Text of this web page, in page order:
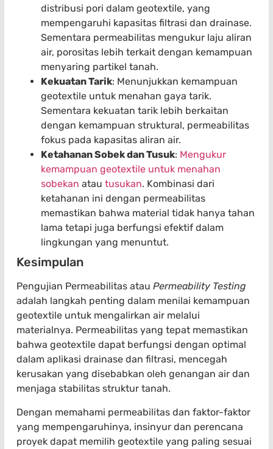
distribusi pori dalam geotextile, yang
mempengaruhi kapasitas filtrasi dan drainase.
Sementara permeabilitas mengukur laju aliran
air, porositas lebih terkait dengan kemampuan
menyaring partikel tanah.
Kekuatan Tarik: Menunjukkan kemampuan
geotextile untuk menahan gaya tarik.
Sementara kekuatan tarik lebih berkaitan
dengan kemampuan struktural, permeabilitas
fokus pada kapasitas aliran air.
Ketahanan Sobek dan Tusuk: Mengukur
kemampuan geotextile untuk menahan
sobekan atau tusukan. Kombinasi dari
ketahanan ini dengan permeabilitas
memastikan bahwa material tidak hanya tahan
lama tetapi juga berfungsi efektif dalam
lingkungan yang menuntut.
Kesimpulan
Pengujian Permeabilitas atau Permeability Testing
adalah langkah penting dalam menilai kemampuan
geotextile untuk mengalirkan air melalui
materialnya. Permeabilitas yang tepat memastikan
bahwa geotextile dapat berfungsi dengan optimal
dalam aplikasi drainase dan filtrasi, mencegah
kerusakan yang disebabkan oleh genangan air dan
menjaga stabilitas struktur tanah.
Dengan memahami permeabilitas dan faktor-faktor
yang mempengaruhinya, insinyur dan perencana
proyek dapat memilih geotextile yang paling sesuai